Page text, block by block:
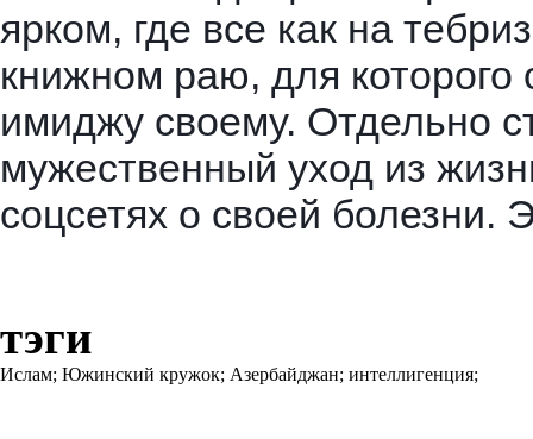
ярком, где все как на
книжном раю, для
имиджу своему. Отдельно
мужественный уход из
соцсетях о своей болезни.
тэги
Ислам; Южинский кружок; Азербайджан; интеллигенция;